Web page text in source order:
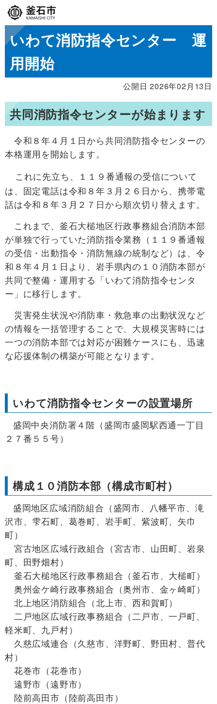
いわて消防指令センター 運
用開始
公開日 2026年02月13日
共同消防指令センターが始まります
令和８年４月１日から共同消防指令センターの
本格運用を開始します。
これに先立ち、１１９番通報の受信について
は、固定電話は令和８年３月２６日から、携帯電
話は令和８年３月２７日から順次切り替えます。
これまで、釜石大槌地区行政事務組合消防本部
が単独で行っていた消防指令業務（１１９番通報
の受信・出動指令・消防無線の統制など）は、令
和８年４月１日より、岩手県内の１０消防本部が
共同で整備・運用する「いわて消防指令センタ
ー」に移行します。
災害発生状況や消防車・救急車の出動状況など
の情報を一括管理することで、大規模災害時には
一つの消防本部では対応が困難ケースにも、迅速
な応援体制の構築が可能となります。
いわて消防指令センターの設置場所
盛岡中央消防署４階（盛岡市盛岡駅西通一丁目
２７番５５号）
構成１０消防本部（構成市町村）
盛岡地区広域消防組合（盛岡市、八幡平市、滝
沢市、雫石町、葛巻町、岩手町、紫波町、矢巾
町）
宮古地区広域行政組合（宮古市、山田町、岩泉
町、田野畑村）
釜石大槌地区行政事務組合（釜石市、大槌町）
奥州金ケ崎行政事務組合（奥州市、金ヶ崎町）
北上地区消防組合（北上市、西和賀町）
二戸地区広域行政事務組合（二戸市、一戸町、
軽米町、九戸村）
久慈広域連合（久慈市、洋野町、野田村、普代
村）
花巻市（花巻市）
遠野市（遠野市）
陸前高田市（陸前高田市）